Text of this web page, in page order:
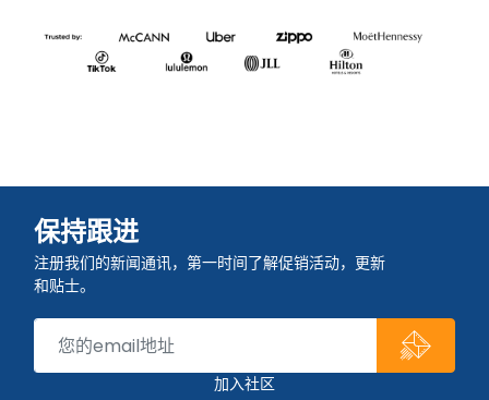
保持跟进
注册我们的新闻通讯，第一时间了解促销活动，更新
和贴士。
加入社区